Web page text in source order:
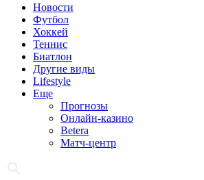
Новости
Футбол
Хоккей
Теннис
Биатлон
Другие виды
Lifestyle
Еще
Прогнозы
Онлайн-казино
Betera
Матч-центр